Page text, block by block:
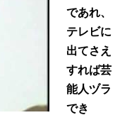
であれ、
テレビに
出てさえ
すれば芸
能人ヅラ
でき